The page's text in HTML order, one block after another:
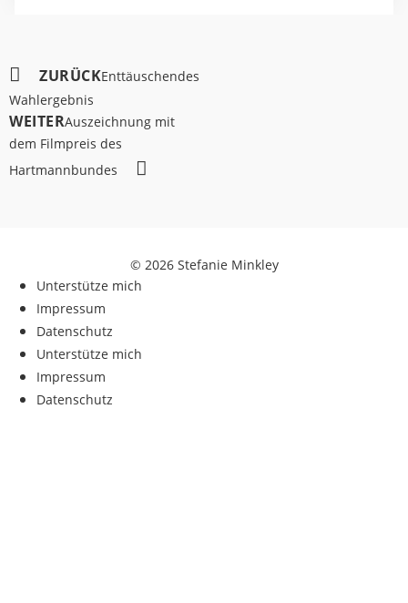
ZURÜCKEnttäuschendes
Wahlergebnis
WEITERAuszeichnung mit
dem Filmpreis des
Hartmannbundes
© 2026 Stefanie Minkley
Unterstütze mich
Impressum
Datenschutz
Unterstütze mich
Impressum
Datenschutz